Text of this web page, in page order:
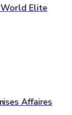
Elite
Affaires